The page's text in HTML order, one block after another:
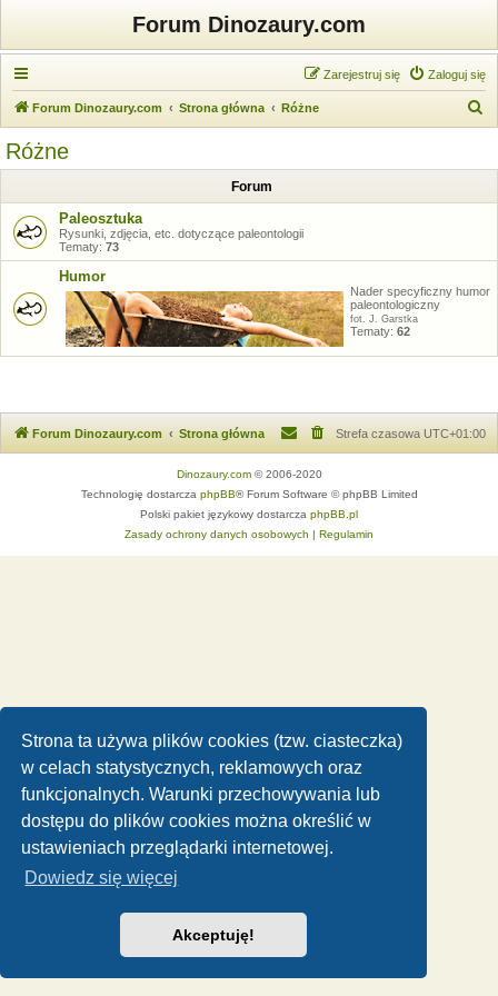
Strona ta używa plików cookies (tzw. ciasteczka)
w celach statystycznych, reklamowych oraz
funkcjonalnych. Warunki przechowywania lub
dostępu do plików cookies można określić w
ustawieniach przeglądarki internetowej.
Dowiedz się więcej
Akceptuję!
Forum Dinozaury.com
Zaloguj się
Zarejestruj się
Forum Dinozaury.com Strona główna Różne
Różne
Forum
Paleosztuka
Rysunki, zdjęcia, etc. dotyczące paleontologii
Tematy: 73
Humor
Nader specyficzny humor
paleontologiczny
fot. J. Garstka
Tematy: 62
Forum Dinozaury.com Strona główna Strefa czasowa UTC+01:00
Dinozaury.com© 2006-2020
Technologię dostarcza phpBB® Forum Software © phpBB Limited
Polski pakiet językowy dostarcza phpBB.pl
Zasady ochrony danych osobowych | Regulamin